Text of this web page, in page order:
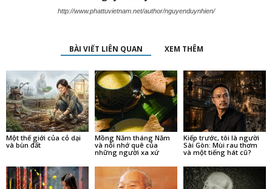
http://www.phattuvietnam.net/author/nguyenduynhien/
BÀI VIẾT LIÊN QUAN XEM THÊM
Một thế giới của cỏ dại
và bùn đất
Mồng Năm tháng Năm
và nỗi nhớ quê của
những người xa xứ
Kiếp trước, tôi là người
Sài Gòn: Mùi rau thơm
và một tiếng hát cũ?